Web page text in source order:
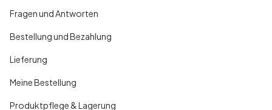
Fragen und Antworten
Bestellung und Bezahlung
Lieferung
Meine Bestellung
Produktpflege & Lagerung